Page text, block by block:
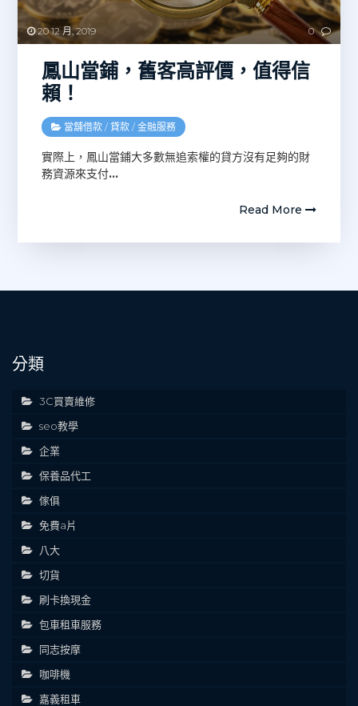
20 12 月, 2019 0
鳳山當鋪，舊客高評價，值得信
賴！
當舖借款 /貸款 /金融服務
實際上，鳳山當鋪大多數無追索權的貸方沒有足夠的財
務資源來支付…
Read More
分類
3C買賣維修
seo教學
企業
保養品代工
傢俱
免費a片
八大
切貨
刷卡換現金
包車租車服務
同志按摩
咖啡機
嘉義租車